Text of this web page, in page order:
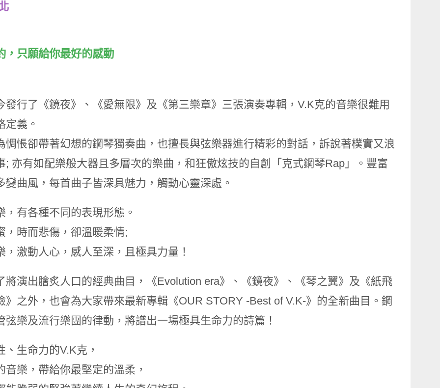
，只願給你最好的感動
發行了《鏡夜》、《愛無限》及《第三樂章》三張演奏專輯，V.K克的音樂很難用
定義。
惆悵卻帶著幻想的鋼琴獨奏曲，也擅長與弦樂器進行精彩的對話，訴說著樸實又浪
; 亦有如配樂般大器且多層次的樂曲，和狂傲炫技的自創「克式鋼琴Rap」。豐富
變曲風，每首曲子皆深具魅力，觸動心靈深處。
，有各種不同的表現形態。
，時而悲傷，卻溫暖柔情;
，激動人心，感人至深，且極具力量！
將演出膾炙人口的經典曲目，《Evolution era》、《鏡夜》、《琴之翼》及《紙飛
》之外，也會為大家帶來最新專輯《OUR STORY -Best of V.K-》的全新曲目。鋼
弦樂及流行樂團的律動，將譜出一場極具生命力的詩篇！
、生命力的V.K克，
音樂，帶給你最堅定的溫柔，